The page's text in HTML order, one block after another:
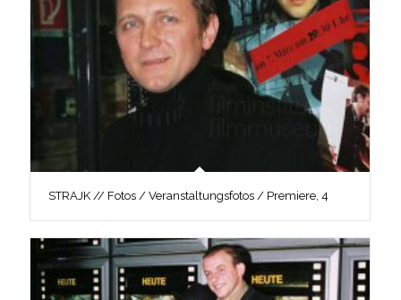
STRAJK // Fotos / Veranstaltungsfotos / Premiere, 4